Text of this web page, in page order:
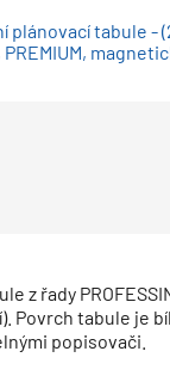
plánovací tabule -
z řady
Povrch tabule je
popisovači.